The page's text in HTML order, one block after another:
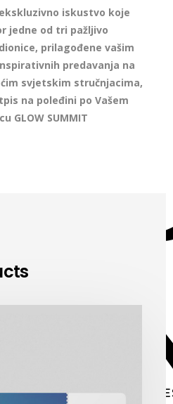
iskustvo koje
jedne od tri pažljivo
prilagođene vašim
predavanja na
svjetskim stručnjacima,
na poleđini po Vašem
GLOW SUMMIT